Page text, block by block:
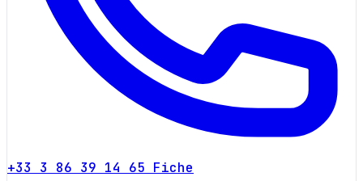
+33 3 86 39 14 65 Fiche